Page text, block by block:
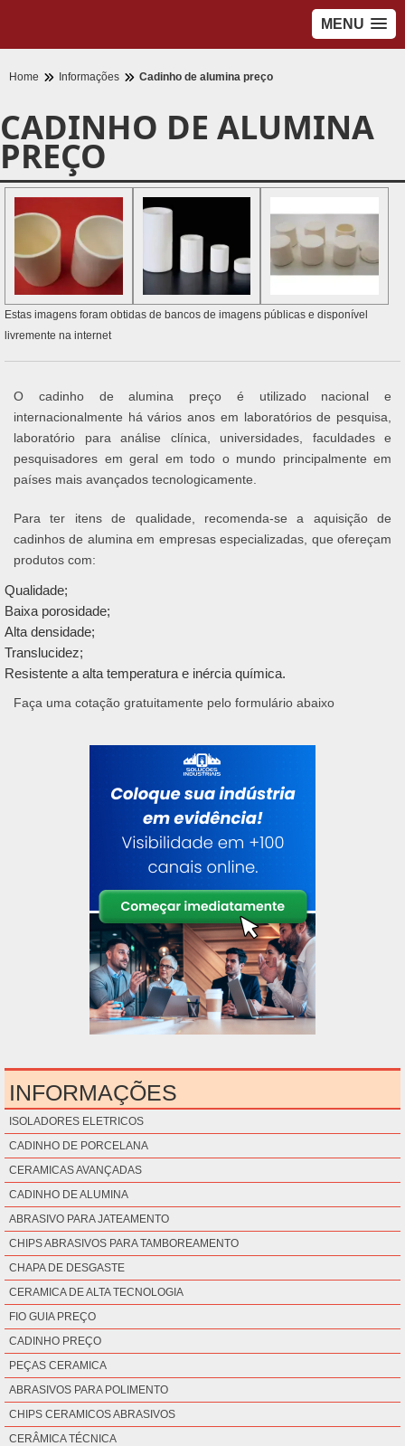
MENU
Home Informações Cadinho de alumina preço
CADINHO DE ALUMINA
PREÇO
Estas imagens foram obtidas de bancos de imagens públicas e disponível
livremente na internet
O cadinho de alumina preço é utilizado nacional e
internacionalmente há vários anos em laboratórios de pesquisa,
laboratório para análise clínica, universidades, faculdades e
pesquisadores em geral em todo o mundo principalmente em
países mais avançados tecnologicamente.
Para ter itens de qualidade, recomenda-se a aquisição de
cadinhos de alumina em empresas especializadas, que ofereçam
produtos com:
Qualidade;
Baixa porosidade;
Alta densidade;
Translucidez;
Resistente a alta temperatura e inércia química.
Faça uma cotação gratuitamente pelo formulário abaixo
INFORMAÇÕES
ISOLADORES ELETRICOS
CADINHO DE PORCELANA
CERAMICAS AVANÇADAS
CADINHO DE ALUMINA
ABRASIVO PARA JATEAMENTO
CHIPS ABRASIVOS PARA TAMBOREAMENTO
CHAPA DE DESGASTE
CERAMICA DE ALTA TECNOLOGIA
FIO GUIA PREÇO
CADINHO PREÇO
PEÇAS CERAMICA
ABRASIVOS PARA POLIMENTO
CHIPS CERAMICOS ABRASIVOS
CERÂMICA TÉCNICA